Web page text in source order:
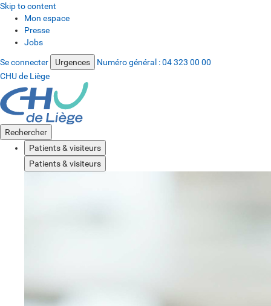
Skip to content
Mon espace
Presse
Jobs
Se connecter Urgences Numéro général :04 323 00 00
CHU de Liège
Rechercher
Patients & visiteurs
Patients & visiteurs